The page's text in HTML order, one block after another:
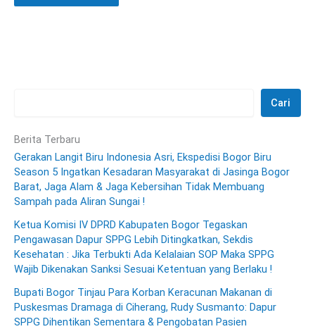
Cari
Berita Terbaru
Gerakan Langit Biru Indonesia Asri, Ekspedisi Bogor Biru
Season 5 Ingatkan Kesadaran Masyarakat di Jasinga Bogor
Barat, Jaga Alam & Jaga Kebersihan Tidak Membuang
Sampah pada Aliran Sungai !
Ketua Komisi IV DPRD Kabupaten Bogor Tegaskan
Pengawasan Dapur SPPG Lebih Ditingkatkan, Sekdis
Kesehatan : Jika Terbukti Ada Kelalaian SOP Maka SPPG
Wajib Dikenakan Sanksi Sesuai Ketentuan yang Berlaku !
Bupati Bogor Tinjau Para Korban Keracunan Makanan di
Puskesmas Dramaga di Ciherang, Rudy Susmanto: Dapur
SPPG Dihentikan Sementara & Pengobatan Pasien